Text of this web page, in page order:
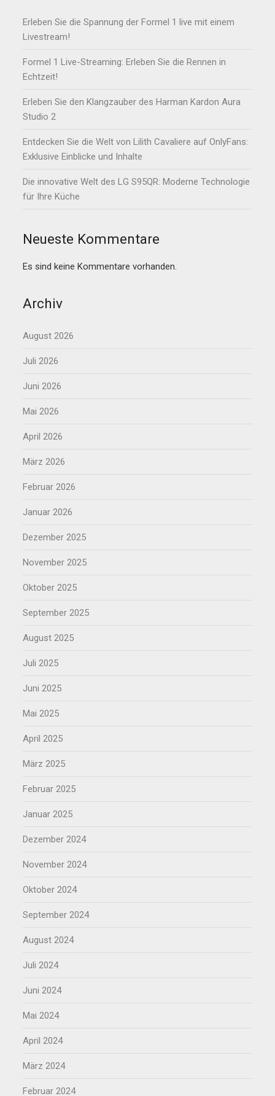
Erleben Sie die Spannung der Formel 1 live mit einem
Livestream!
Formel 1 Live-Streaming: Erleben Sie die Rennen in
Echtzeit!
Erleben Sie den Klangzauber des Harman Kardon Aura
Studio 2
Entdecken Sie die Welt von Lilith Cavaliere auf OnlyFans:
Exklusive Einblicke und Inhalte
Die innovative Welt des LG S95QR: Moderne Technologie
für Ihre Küche
Neueste Kommentare
Es sind keine Kommentare vorhanden.
Archiv
August 2026
Juli 2026
Juni 2026
Mai 2026
April 2026
März 2026
Februar 2026
Januar 2026
Dezember 2025
November 2025
Oktober 2025
September 2025
August 2025
Juli 2025
Juni 2025
Mai 2025
April 2025
März 2025
Februar 2025
Januar 2025
Dezember 2024
November 2024
Oktober 2024
September 2024
August 2024
Juli 2024
Juni 2024
Mai 2024
April 2024
März 2024
Februar 2024